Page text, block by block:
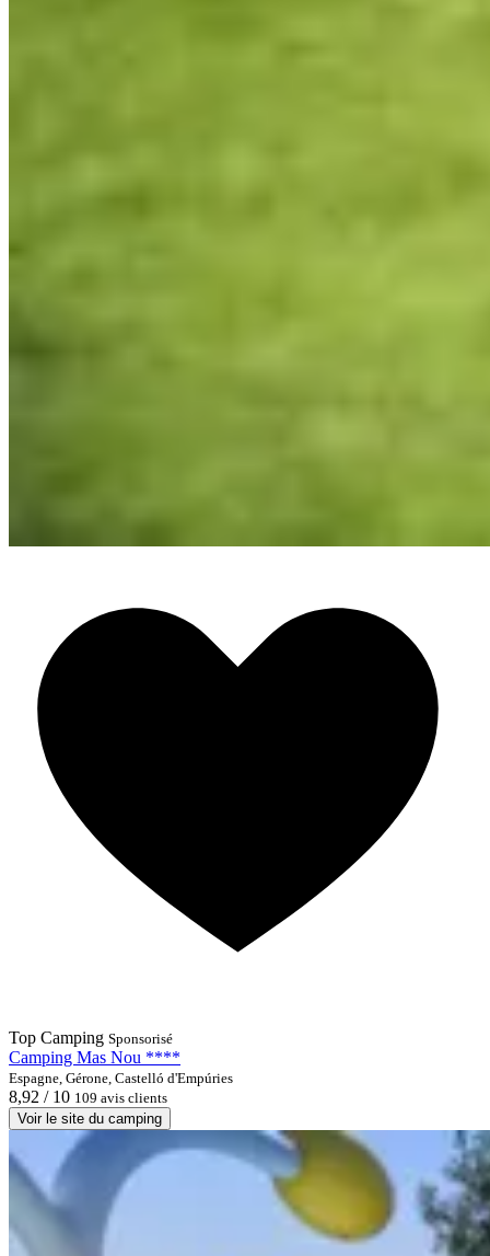
Top Camping Sponsorisé
Camping Mas Nou ****
Espagne, Gérone, Castelló d'Empúries
8,92 / 10 109 avis clients
Voir le site du camping